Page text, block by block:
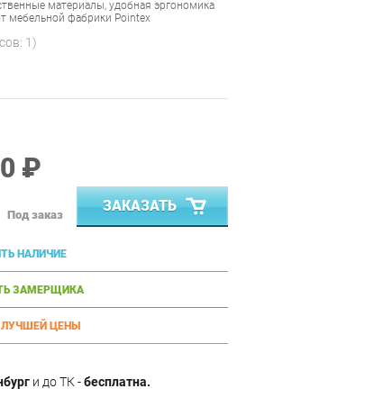
материалы, удобная эргономика
мебельной фабрики Pointex
1)
₽
Под заказ
ЗАКАЗАТЬ
НАЛИЧИЕ
ЗАМЕРЩИКА
ЛУЧШЕЙ ЦЕНЫ
и до ТК -бесплатна.